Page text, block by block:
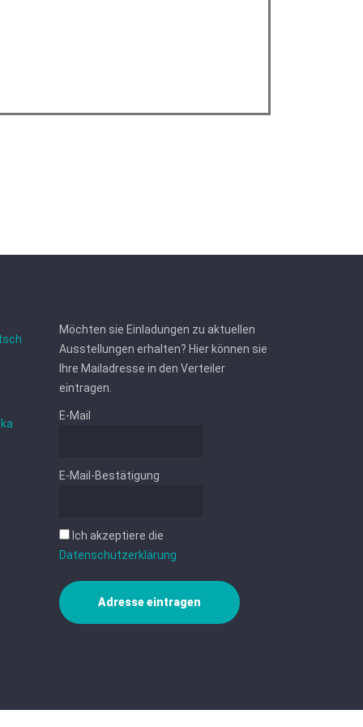
Möchten sie Einladungen zu aktuellen
Ausstellungen erhalten? Hier können sie
Ihre Mailadresse in den Verteiler
eintragen.
E-Mail
E-Mail-Bestätigung
Ich akzeptiere die
Datenschutzerklärung
Adresse eintragen